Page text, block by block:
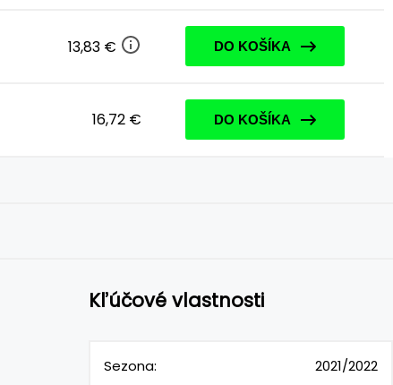
13,83 € DO KOŠÍKA
16,72 € DO KOŠÍKA
Kľúčové vlastnosti
Sezona: 2021/2022